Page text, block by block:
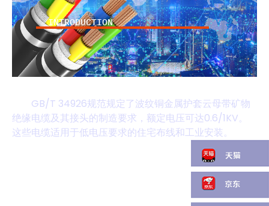
INTRODUCTION
GB/T 34926规范规定了波纹铜金属护套云母带矿物
绝缘电缆及其接头的制造要求，额定电压可达0.6/1KV。
这些电缆适用于低电压要求的住宅布线和工业安装。